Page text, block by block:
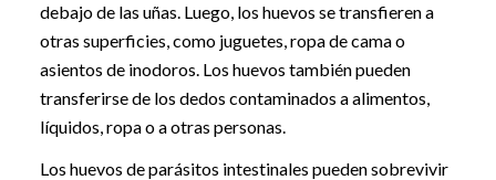
debajo de las uñas. Luego, los huevos se transfieren a
otras superficies, como juguetes, ropa de cama o
asientos de inodoros. Los huevos también pueden
transferirse de los dedos contaminados a alimentos,
líquidos, ropa o a otras personas.
Los huevos de parásitos intestinales pueden sobrevivir